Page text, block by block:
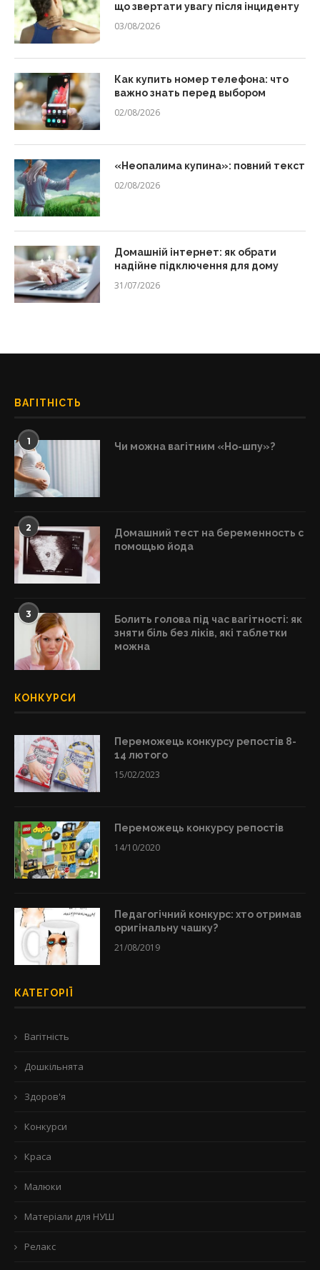
що звертати увагу після інциденту
03/08/2026
Как купить номер телефона: что
важно знать перед выбором
02/08/2026
«Неопалима купина»: повний текст
02/08/2026
Домашній інтернет: як обрати
надійне підключення для дому
31/07/2026
ВАГІТНІСТЬ
1 Чи можна вагітним «Но-шпу»?
2
Домашний тест на беременность с
помощью йода
3
Болить голова під час вагітності: як
зняти біль без ліків, які таблетки
можна
КОНКУРСИ
Переможець конкурсу репостів 8-
14 лютого
15/02/2023
Переможець конкурсу репостів
14/10/2020
Педагогічний конкурс: хто отримав
оригінальну чашку?
21/08/2019
КАТЕГОРІЇ
Вагітність
Дошкільнята
Здоров'я
Конкурси
Краса
Малюки
Матеріали для НУШ
Релакс